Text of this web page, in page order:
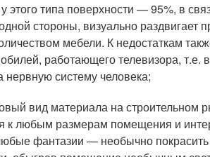
типа поверхности — 95%, в
стороны, визуально раздвигает
мебели. К недостаткам
работающего телевизора, т.е.
нервную систему человека;
вид материала на строительном
к любым размерам помещения и
фантазии — необычно